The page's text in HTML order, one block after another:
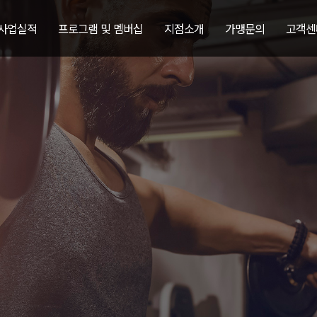
업실적 프로그램 및 멤버십 지점소개 가맹문의 고객